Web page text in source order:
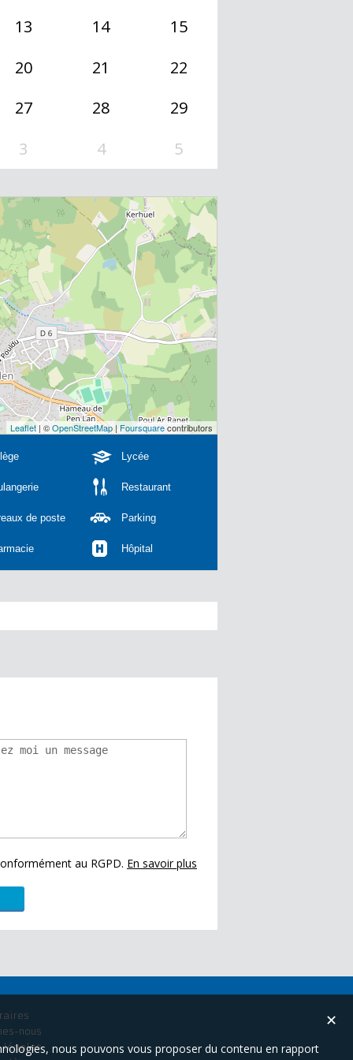
13 14
15
20 21
22
27 28
29
3 4 5
Leaflet| ©OpenStreetMap| Foursquarecontributors
Lycée
Restaurant
de poste Parking
Hôpital
au RGPD. En savoir plus
nous
légales
✕
nous pouvons vous proposer du contenu en rapport